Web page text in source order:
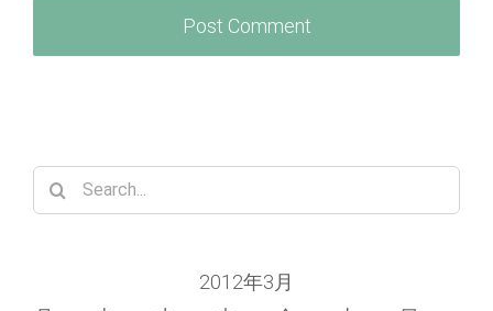
Search
for:
2012年3月